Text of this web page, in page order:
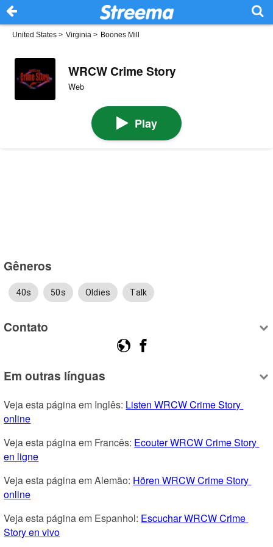
United States > Virginia > Boones Mill
WRCW Crime Story
Web
Play
Gêneros
40s 50s Oldies Talk
Contato
Em outras línguas
Veja esta página em Inglês: Listen WRCW Crime Story
online
Veja esta página em Francês: Ecouter WRCW Crime Story
en ligne
Veja esta página em Alemão: Hören WRCW Crime Story
online
Veja esta página em Espanhol: Escuchar WRCW Crime
Story en vivo